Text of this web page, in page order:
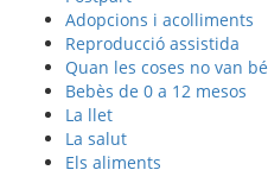
Adopcions i acolliments
Reproducció assistida
Quan les coses no van bé
Bebès de 0 a 12 mesos
La llet
La salut
Els aliments